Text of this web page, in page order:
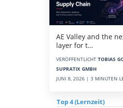
AE Valley and the
layer for t…
VERÖFFENTLICHT TOBIAS
SUPRATIX GMBH
JUNI 8, 2026 | 3 MINUTEN
Top 4 (Lernzeit)